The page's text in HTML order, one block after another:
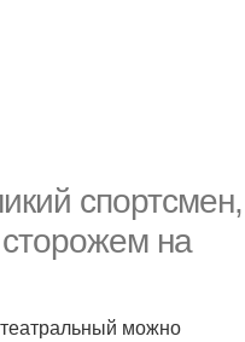
спортсмен,
на
можно